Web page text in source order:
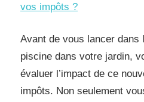
vos impôts ?
Avant de vous lancer dans
piscine dans votre jardin,
évaluer l’impact de ce
impôts. Non seulement